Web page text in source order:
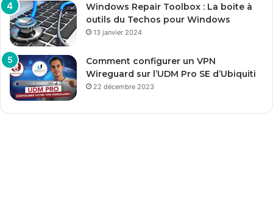
Windows Repair Toolbox : La boite à
outils du Techos pour Windows
13 janvier 2024
Comment configurer un VPN
Wireguard sur l’UDM Pro SE d’Ubiquiti
22 décembre 2023